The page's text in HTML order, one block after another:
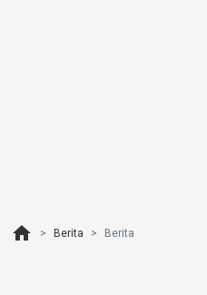
home Berita Berita